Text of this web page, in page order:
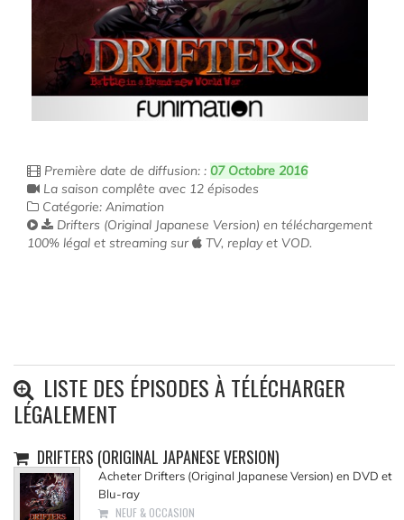
Première date de diffusion: : 07 Octobre 2016
La saison complête avec 12 épisodes
Catégorie: Animation
Drifters (Original Japanese Version) en téléchargement
100% légal et streaming sur
TV, replay et VOD.
LISTE DES ÉPISODES À TÉLÉCHARGER
LÉGALEMENT
DRIFTERS (ORIGINAL JAPANESE VERSION)
Acheter Drifters (Original Japanese Version) en DVD et
Blu-ray
NEUF & OCCASION